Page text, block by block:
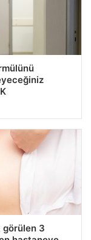
görülen 3